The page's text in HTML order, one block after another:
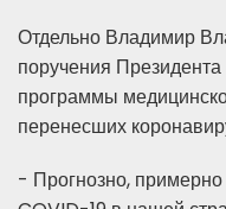
Отдельно Владимир
поручения
программы
перенесших
- Прогнозно,